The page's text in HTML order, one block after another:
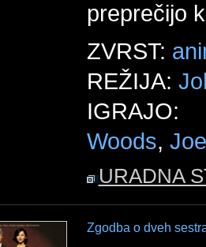
preprečijo
ZVRST:
REŽIJA:
Woods,
URADNA
Zgodba o dveh